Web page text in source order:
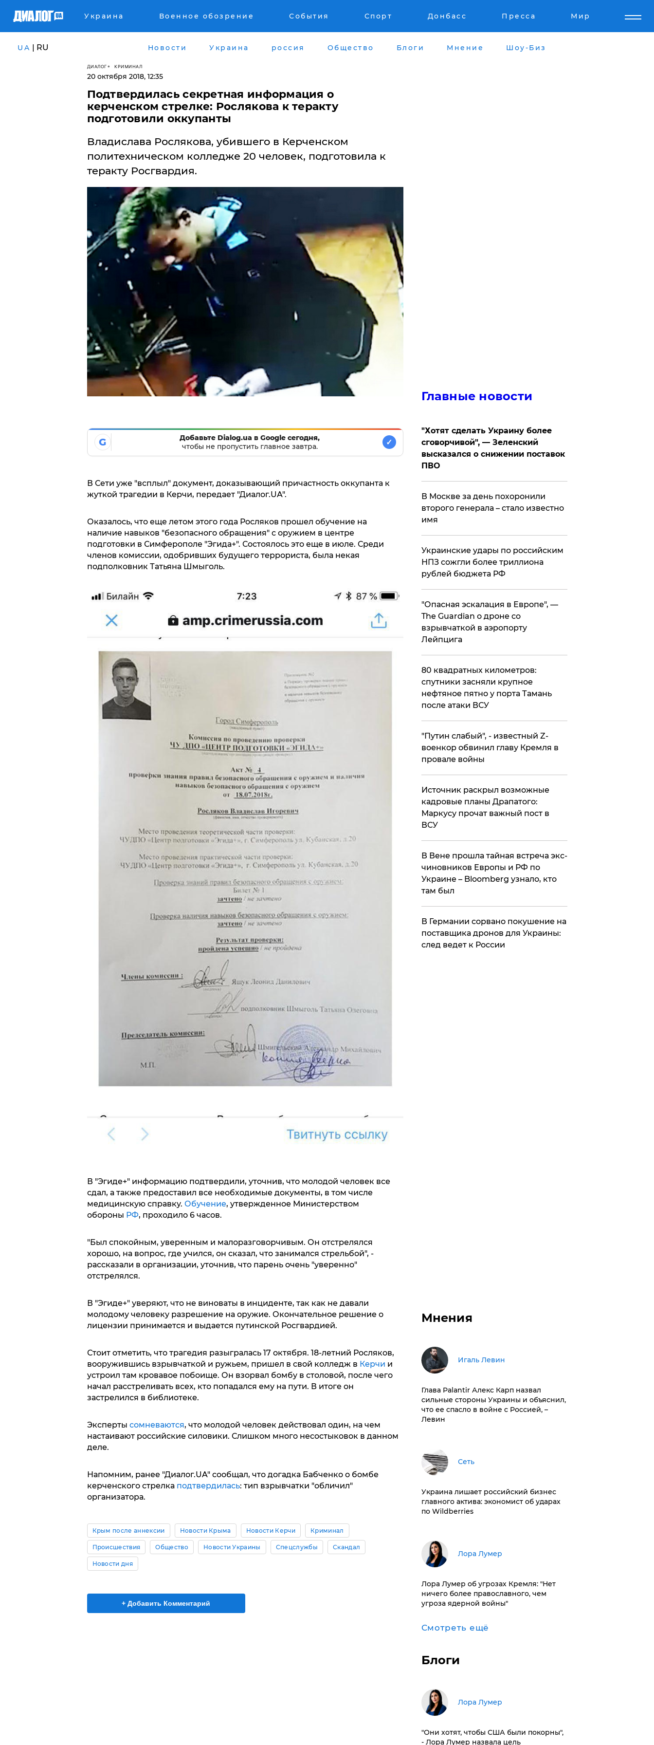
Украина Военное обозрение События Спорт Донбасс Пресса Мир
UA | RU Новости Украина россия Общество Блоги Мнение Шоу-Биз
ДИАЛОГ КРИМИНАЛ
20 октября 2018, 12:35
​Подтвердилась секретная информация о
керченском стрелке: Рослякова к теракту
подготовили оккупанты
Владислава Рослякова, убившего в Керченском
политехническом колледже 20 человек, подготовила к
теракту Росгвардия.
G
Добавьте Dialog.ua в Google сегодня,
чтобы не пропустить главное завтра.
✓
В Сети уже "всплыл" документ, доказывающий причастность оккупанта к
жуткой трагедии в Керчи, передает "Диалог.UA".
Оказалось, что еще летом этого года Росляков прошел обучение на
наличие навыков "безопасного обращения" с оружием в центре
подготовки в Симферополе "Эгида+". Состоялось это еще в июле. Среди
членов комиссии, одобривших будущего террориста, была некая
подполковник Татьяна Шмыголь.
В "Эгиде+" информацию подтвердили, уточнив, что молодой человек все
сдал, а также предоставил все необходимые документы, в том числе
медицинскую справку. Обучение, утвержденное Министерством
обороны РФ, проходило 6 часов.
"Был спокойным, уверенным и малоразговорчивым. Он отстрелялся
хорошо, на вопрос, где учился, он сказал, что занимался стрельбой", -
рассказали в организации, уточнив, что парень очень "уверенно"
отстрелялся.
В "Эгиде+" уверяют, что не виноваты в инциденте, так как не давали
молодому человеку разрешение на оружие. Окончательное решение о
лицензии принимается и выдается путинской Росгвардией.
Стоит отметить, что трагедия разыгралась 17 октября. 18-летний Росляков,
вооружившись взрывчаткой и ружьем, пришел в свой колледж в Керчи и
устроил там кровавое побоище. Он взорвал бомбу в столовой, после чего
начал расстреливать всех, кто попадался ему на пути. В итоге он
застрелился в библиотеке.
Эксперты сомневаются, что молодой человек действовал один, на чем
настаивают российские силовики. Слишком много несостыковок в данном
деле.
Напомним, ранее "Диалог.UA" сообщал, что догадка Бабченко о бомбе
керченского стрелка подтвердилась: тип взрывчатки "обличил"
организатора.
Крым после аннексии Новости Крыма Новости Керчи Криминал
Происшествия Общество Новости Украины Спецслужбы Скандал
Новости дня
+ Добавить Комментарий
Главные новости
​"Хотят сделать Украину более
сговорчивой", — Зеленский
высказался о снижении поставок
ПВО
В Москве за день похоронили
второго генерала – стало известно
имя
Украинские удары по российским
НПЗ сожгли более триллиона
рублей бюджета РФ
"Опасная эскалация в Европе", —
The Guardian о дроне со
взрывчаткой в аэропорту
Лейпцига
80 квадратных километров:
спутники засняли крупное
нефтяное пятно у порта Тамань
после атаки ВСУ
​"Путин слабый", - известный Z-
военкор обвинил главу Кремля в
провале войны
​Источник раскрыл возможные
кадровые планы Драпатого:
Маркусу прочат важный пост в
ВСУ
В Вене прошла тайная встреча экс-
чиновников Европы и РФ по
Украине – Bloomberg узнало, кто
там был
​В Германии сорвано покушение на
поставщика дронов для Украины:
след ведет к России
Мнения
Игаль Левин
Глава Palantir Алекс Карп назвал
сильные стороны Украины и объяснил,
что ее спасло в войне с Россией, –
Левин
Сеть
​Украина лишает российский бизнес
главного актива: экономист об ударах
по Wildberries
​Лора Лумер
Лора Лумер об угрозах Кремля: "Нет
ничего более православного, чем
угроза ядерной войны"
Смотреть ещё
Блоги
​Лора Лумер
"Они хотят, чтобы США были покорны",
- Лора Лумер назвала цель